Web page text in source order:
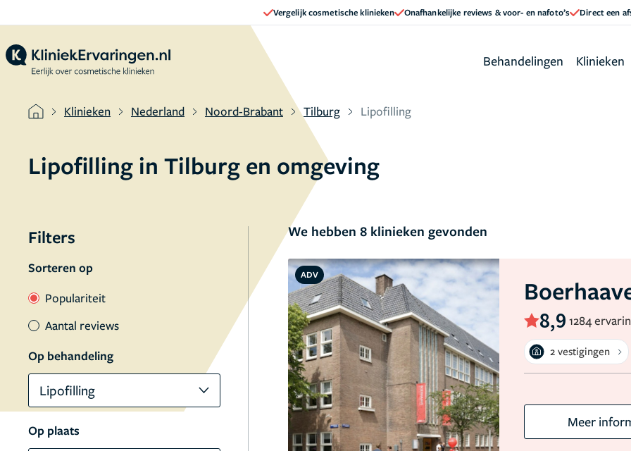
Vergelijk cosmetische klinieken Onafhankelijke reviews & voor- en nafoto’s Direct een
Behandelingen Klinieken
Klinieken Nederland Noord-Brabant Tilburg Lipofilling
Lipofilling in Tilburg en omgeving
Filters
Sorteren op
Populariteit
Aantal reviews
Op behandeling
Lipofilling
Op plaats
We hebben 8 klinieken gevonden
ADV
8,9 1284
2 vestigingen
Meer